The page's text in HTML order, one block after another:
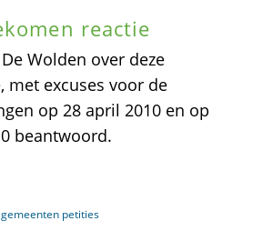
reactie
Wolden over deze
met excuses voor de
op 28 april 2010 en op
beantwoord.
petities